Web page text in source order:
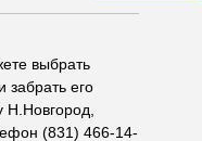
выбрать
забрать его
Н.Новгород,
(831) 466-14-